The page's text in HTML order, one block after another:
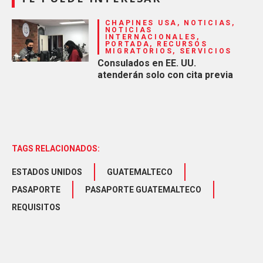
CHAPINES USA, NOTICIAS,
NOTICIAS
INTERNACIONALES,
PORTADA, RECURSOS
MIGRATORIOS, SERVICIOS
Consulados en EE. UU.
atenderán solo con cita previa
TAGS RELACIONADOS:
ESTADOS UNIDOS
GUATEMALTECO
PASAPORTE
PASAPORTE GUATEMALTECO
REQUISITOS